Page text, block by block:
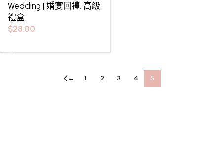
Wedding | 婚宴回禮, 高級
禮盒
$28.00
← 1 2 3 4 5